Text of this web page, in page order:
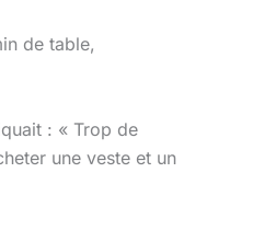
de table,
: « Trop de
une veste et un